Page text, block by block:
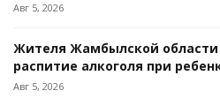
Авг 5, 2026
Жителя Жамбылской
распитие алкоголя при
Авг 5, 2026